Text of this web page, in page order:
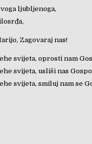
ljubljenoga,
Zagovaraj nas!
svijeta, oprosti nam
svijeta, usliši nas
svijeta, smiluj nam se